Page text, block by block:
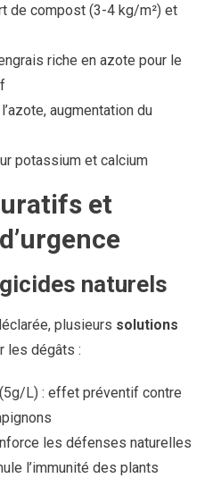
de compost (3-4 kg/m²) et
riche en azote pour le
augmentation du
potassium et calcium
et
naturels
plusieurs solutions
les dégâts :
(5g/L) : effet préventif contre
les défenses naturelles
l’immunité des plants